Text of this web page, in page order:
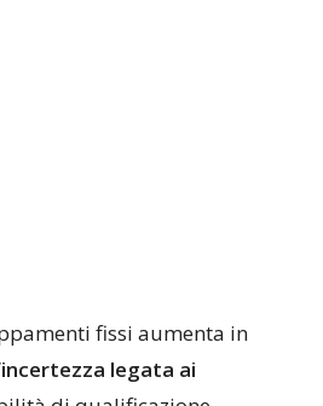
fissi aumenta in
incertezza legata ai